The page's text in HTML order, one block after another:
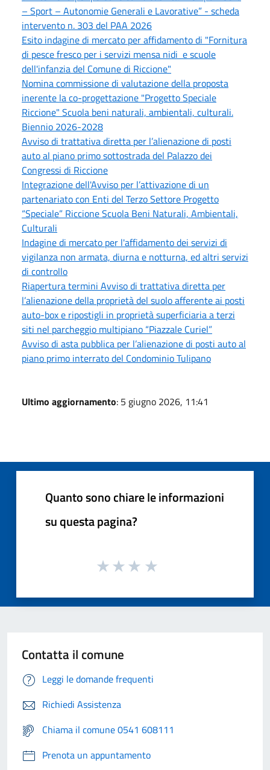
– Sport – Autonomie Generali e Lavorative” - scheda
intervento n. 303 del PAA 2026
Esito indagine di mercato per affidamento di "Fornitura
di pesce fresco per i servizi mensa nidi e scuole
dell'infanzia del Comune di Riccione"
Nomina commissione di valutazione della proposta
inerente la co-progettazione "Progetto Speciale
Riccione" Scuola beni naturali, ambientali, culturali.
Biennio 2026-2028
Avviso di trattativa diretta per l’alienazione di posti
auto al piano primo sottostrada del Palazzo dei
Congressi di Riccione
Integrazione dell'Avviso per l’attivazione di un
partenariato con Enti del Terzo Settore Progetto
“Speciale” Riccione Scuola Beni Naturali, Ambientali,
Culturali
Indagine di mercato per l'affidamento dei servizi di
vigilanza non armata, diurna e notturna, ed altri servizi
di controllo
Riapertura termini Avviso di trattativa diretta per
l’alienazione della proprietà del suolo afferente ai posti
auto-box e ripostigli in proprietà superficiaria a terzi
siti nel parcheggio multipiano “Piazzale Curiel”
Avviso di asta pubblica per l’alienazione di posti auto al
piano primo interrato del Condominio Tulipano
Ultimo aggiornamento: 5 giugno 2026, 11:41
Quanto sono chiare le informazioni
su questa pagina?
Contatta il comune
Leggi le domande frequenti
Richiedi Assistenza
Chiama il comune 0541 608111
Prenota un appuntamento